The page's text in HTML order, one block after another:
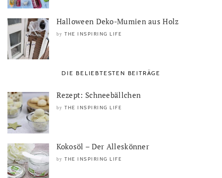
Halloween Deko-Mumien aus Holz
by THE INSPIRING LIFE
DIE BELIEBTESTEN BEITRÄGE
Rezept: Schneebällchen
by THE INSPIRING LIFE
Kokosöl – Der Alleskönner
by THE INSPIRING LIFE